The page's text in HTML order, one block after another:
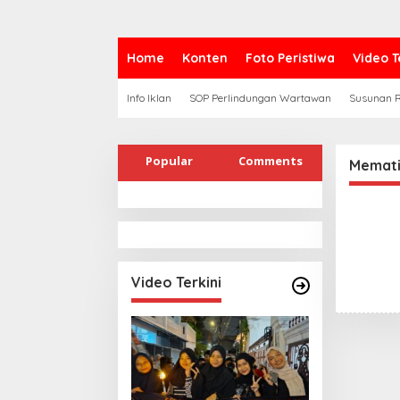
Home Konten Foto Peristiwa Video
Info Iklan SOP Perlindungan Wartawan Susunan
Popular Comments
Video Terkini